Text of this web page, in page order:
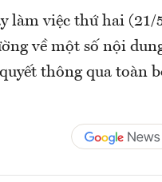
làm việc thứ hai (21/
về một số nội
thông qua toàn